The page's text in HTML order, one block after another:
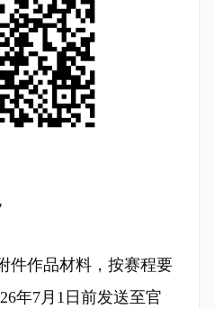
作品材料，按赛程要
年7月1日前发送至官